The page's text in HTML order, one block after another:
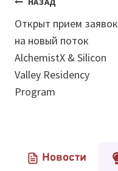
по
записям
Открыт прием заявок
на новый поток
AlchemistX & Silicon
Valley Residency
Program
Новости